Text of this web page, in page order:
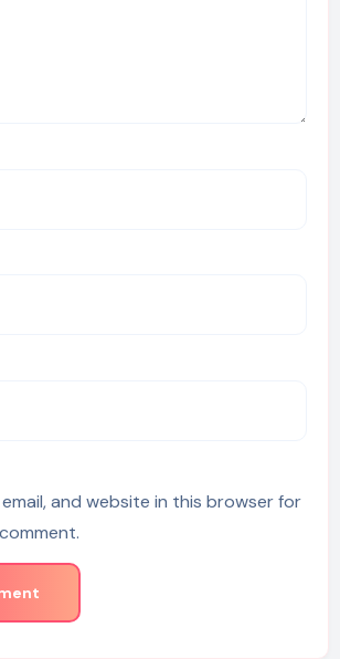
email, and website in this browser for